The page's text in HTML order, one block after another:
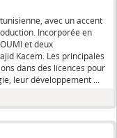
avec un accent
Incorporée en
et deux
Kacem. Les principales
dans des licences pour
leur développement ...